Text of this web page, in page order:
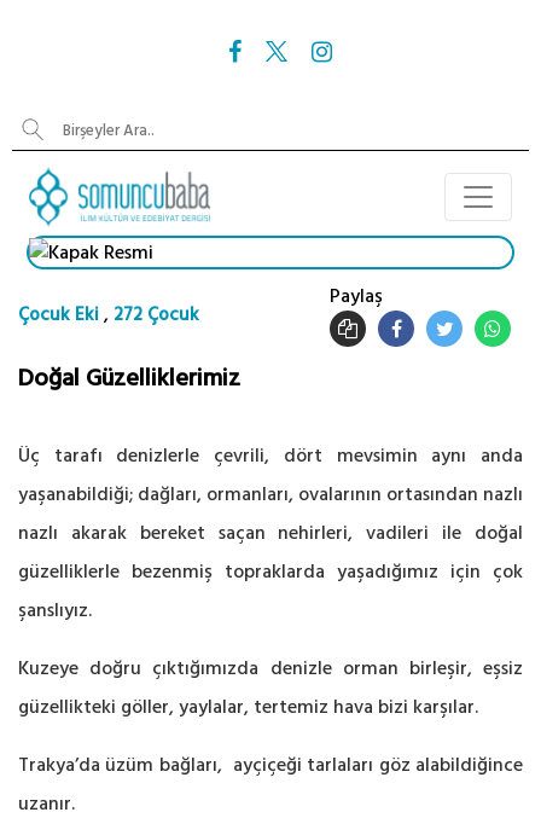
Çocuk Eki, 272 Çocuk
Paylaş
Doğal Güzelliklerimiz
Üç tarafı denizlerle çevrili, dört mevsimin aynı anda
yaşanabildiği; dağları, ormanları, ovalarının ortasından nazlı
nazlı akarak bereket saçan nehirleri, vadileri ile doğal
güzelliklerle bezenmiş topraklarda yaşadığımız için çok
şanslıyız.
Kuzeye doğru çıktığımızda denizle orman birleşir, eşsiz
güzellikteki göller, yaylalar, tertemiz hava bizi karşılar.
Trakya’da üzüm bağları, ayçiçeği tarlaları göz alabildiğince
uzanır.